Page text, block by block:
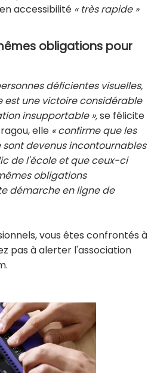
accessibilité « très rapide »
obligations pour
déficientes visuelles,
une victoire considérable
insupportable »,se félicite
elle « confirme que les
devenus incontournables
de l'école et que ceux-ci
obligations
démarche en ligne de
vous êtes confrontés à
pas à alerter l'association